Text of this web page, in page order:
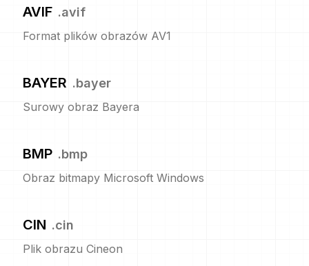
AVIF .avif
Format plików obrazów AV1
BAYER .bayer
Surowy obraz Bayera
BMP .bmp
Obraz bitmapy Microsoft Windows
CIN .cin
Plik obrazu Cineon